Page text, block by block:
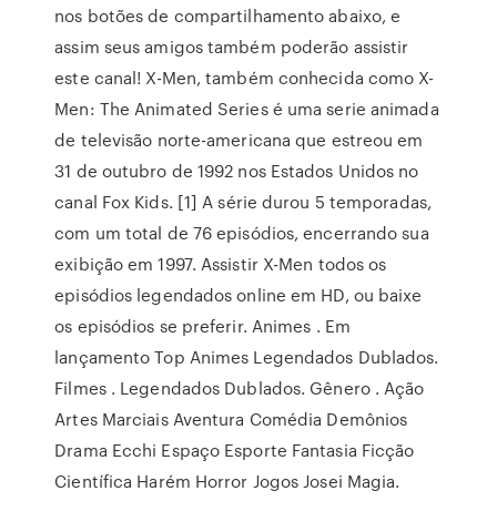
nos botões de compartilhamento abaixo, e
assim seus amigos também poderão assistir
este canal! X-Men, também conhecida como X-
Men: The Animated Series é uma serie animada
de televisão norte-americana que estreou em
31 de outubro de 1992 nos Estados Unidos no
canal Fox Kids. [1] A série durou 5 temporadas,
com um total de 76 episódios, encerrando sua
exibição em 1997. Assistir X-Men todos os
episódios legendados online em HD, ou baixe
os episódios se preferir. Animes . Em
lançamento Top Animes Legendados Dublados.
Filmes . Legendados Dublados. Gênero . Ação
Artes Marciais Aventura Comédia Demônios
Drama Ecchi Espaço Esporte Fantasia Ficção
Científica Harém Horror Jogos Josei Magia.